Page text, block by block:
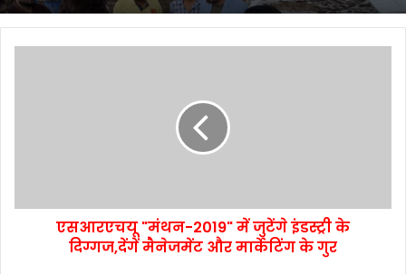
एसआरएचयू "मंथन-2019" में जुटेंगे इंडस्ट्री के
दिग्गज,देंगें मैनेजमेंट और मार्केटिंग के गुर